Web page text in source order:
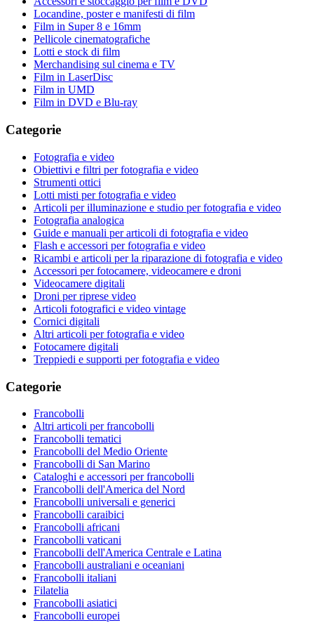
Locandine, poster e manifesti di film
Film in Super 8 e 16mm
Pellicole cinematografiche
Lotti e stock di film
Merchandising sul cinema e TV
Film in LaserDisc
Film in UMD
Film in DVD e Blu-ray
Categorie
Fotografia e video
Obiettivi e filtri per fotografia e video
Strumenti ottici
Lotti misti per fotografia e video
Articoli per illuminazione e studio per fotografia e video
Fotografia analogica
Guide e manuali per articoli di fotografia e video
Flash e accessori per fotografia e video
Ricambi e articoli per la riparazione di fotografia e video
Accessori per fotocamere, videocamere e droni
Videocamere digitali
Droni per riprese video
Articoli fotografici e video vintage
Cornici digitali
Altri articoli per fotografia e video
Fotocamere digitali
Treppiedi e supporti per fotografia e video
Categorie
Francobolli
Altri articoli per francobolli
Francobolli tematici
Francobolli del Medio Oriente
Francobolli di San Marino
Cataloghi e accessori per francobolli
Francobolli dell'America del Nord
Francobolli universali e generici
Francobolli caraibici
Francobolli africani
Francobolli vaticani
Francobolli dell'America Centrale e Latina
Francobolli australiani e oceaniani
Francobolli italiani
Filatelia
Francobolli asiatici
Francobolli europei